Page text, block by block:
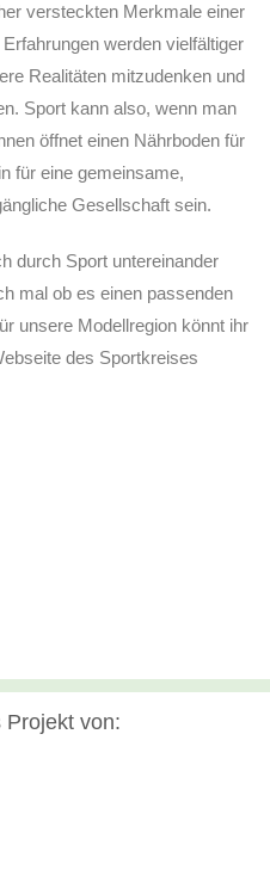
versteckten Merkmale einer
werden vielfältiger
Realitäten mitzudenken und
Sport kann also, wenn man
öffnet einen Nährboden für
für eine gemeinsame,
Gesellschaft sein.
durch Sport untereinander
mal ob es einen passenden
unsere Modellregion könnt ihr
des Sportkreises
von: